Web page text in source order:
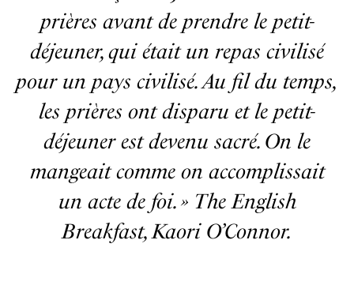
prières avant de prendre le petit-
déjeuner, qui était un repas civilisé
pour un pays civilisé. Au fil du temps,
les prières ont disparu et le petit-
déjeuner est devenu sacré. On le
mangeait comme on accomplissait
un acte de foi. » The English
Breakfast, Kaori O’Connor.